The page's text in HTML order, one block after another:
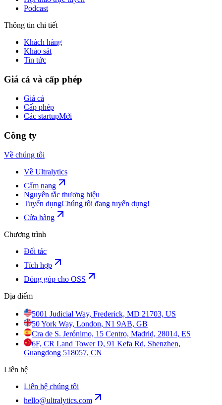
Podcast
Thông tin chi tiết
Khách hàng
Khảo sát
Tin tức
Giá cả và cấp phép
Giá cả
Cấp phép
Các startupMới
Công ty
Về chúng tôi
Về Ultralytics
Cẩm nang
Nguyên tắc thương hiệu
Tuyển dụngChúng tôi đang tuyển dụng!
Cửa hàng
Chương trình
Đối tác
Tích hợp
Đóng góp cho OSS
Địa điểm
5001 Judicial Way, Frederick, MD 21703, US
50 York Way, London, N1 9AB, GB
Cra de S. Jerónimo, 15 Centro, Madrid, 28014, ES
6F, CR Land Tower D, 91 Kefa Rd, Shenzhen,
Guangdong 518057, CN
Liên hệ
Liên hệ chúng tôi
hello@ultralytics.com